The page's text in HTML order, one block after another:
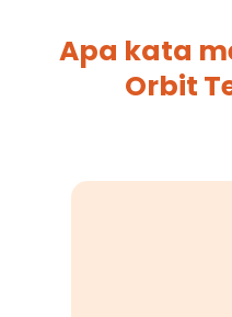
Apa kata
Orbit